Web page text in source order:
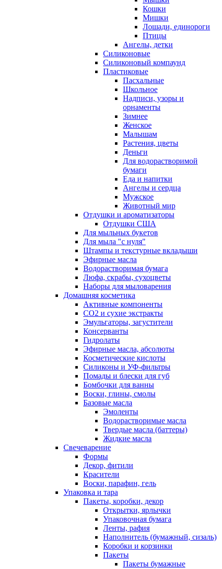
Кошки
Мишки
Лошади, единороги
Птицы
Ангелы, детки
Силиконовые
Силиконовый компаунд
Пластиковые
Пасхальные
Школьное
Надписи, узоры и
орнаменты
Зимнее
Женское
Малышам
Растения, цветы
Деньги
Для водорастворимой
бумаги
Еда и напитки
Ангелы и сердца
Мужское
Животный мир
Отдушки и ароматизаторы
Отдушки США
Для мыльных букетов
Для мыла "с нуля"
Штампы и текстурные вкладыши
Эфирные масла
Водорастворимая бумага
Люфа, скрабы, сухоцветы
Наборы для мыловарения
Домашняя косметика
Активные компоненты
СО2 и сухие экстракты
Эмульгаторы, загустители
Консерванты
Гидролаты
Эфирные масла, абсолюты
Косметические кислоты
Силиконы и УФ-фильтры
Помады и блески для губ
Бомбочки для ванны
Воски, глины, смолы
Базовые масла
Эмоленты
Водорастворимые масла
Твердые масла (баттеры)
Жидкие масла
Свечеварение
Формы
Декор, фитили
Красители
Воски, парафин, гель
Упаковка и тара
Пакеты, коробки, декор
Открытки, ярлычки
Упаковочная бумага
Ленты, рафия
Наполнитель (бумажный, сизаль)
Коробки и корзинки
Пакеты
Пакеты бумажные